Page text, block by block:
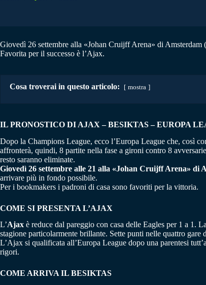
Giovedì 26 settembre alla «Johan Cruijff Arena» di
Favorita per il successo è l’Ajax.
Cosa troverai in questo articolo: mostra
IL PRONOSTICO DI AJAX – BESIKTAS – EUROPA
Dopo la Champions League, ecco l’Europa League che, così
affronterà, quindi, 8 partite nella fase a gironi contro 8
resto saranno eliminate.
Giovedì 26 settembre alle 21 alla «Johan Cruijff Arena» di
arrivare più in fondo possibile.
Per i bookmakers i padroni di casa sono favoriti per la vittoria.
COME SI PRESENTA L’AJAX
L’Ajax è reduce dal pareggio con casa delle Eagles per 1 a 1.
stagione particolarmente brillante. Sette punti nelle quattro
L’Ajax si qualificata all’Europa League dopo una parentesi
rigori.
COME ARRIVA IL BESIKTAS